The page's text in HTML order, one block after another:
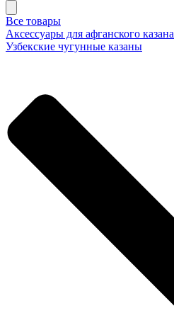
Все товары
Аксессуары для афганского казана
Узбекские чугунные казаны